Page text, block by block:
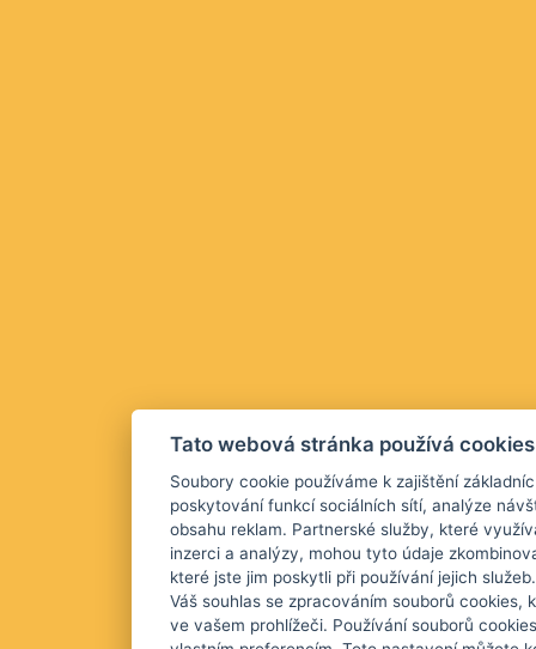
Tato webová stránka používá cookies
Soubory cookie používáme k zajištění
poskytování funkcí sociálních sítí, analýze
obsahu reklam. Partnerské služby, které
inzerci a analýzy, mohou tyto údaje
které jste jim poskytli při používání jejich
Váš souhlas se zpracováním souborů cookies,
ve vašem prohlížeči. Používání souborů